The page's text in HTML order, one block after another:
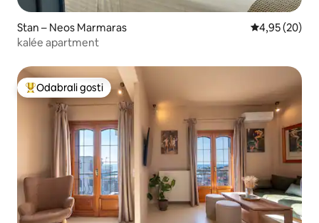
Stan – Neos Marmaras Prosječna
4,95 (20)
kalée apartment
Među najviše rangiranima s oznakom „Odabrali gosti”
Odabrali gosti